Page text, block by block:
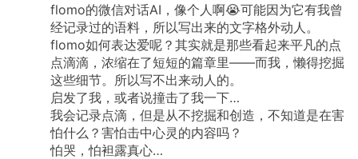
flomo的微信对话AI，像个人啊😭可能因为它有我曾
经记录过的语料，所以写出来的文字格外动人。
flomo如何表达爱呢？其实就是那些看起来平凡的点
点滴滴，浓缩在了短短的篇章里——而我，懒得挖掘
这些细节。所以写不出来动人的。
启发了我，或者说撞击了我一下…
我会记录点滴，但是从不挖掘和创造，不知道是在害
怕什么？害怕击中心灵的内容吗？
怕哭，怕袒露真心…